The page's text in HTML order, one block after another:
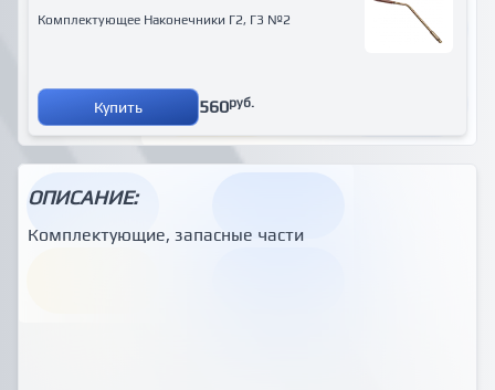
Комплектующее Наконечники Г2, Г3 №2
Купить 560руб.
ОПИСАНИЕ:
Комплектующие, запасные части